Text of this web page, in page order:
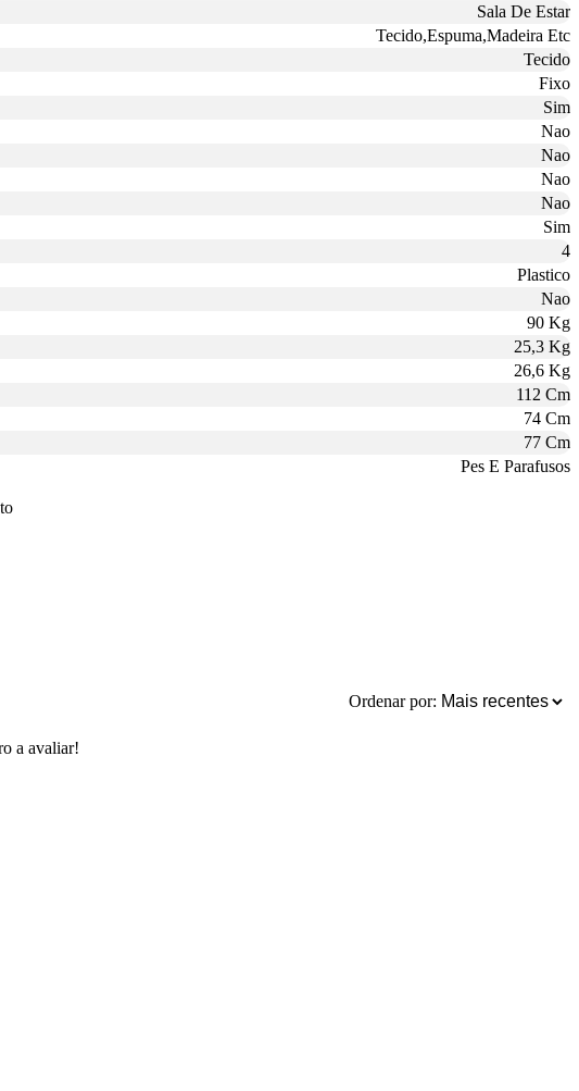
Sala De Estar
Tecido,Espuma,Madeira Etc
Tecido
Fixo
Sim
Nao
Nao
Nao
Nao
Sim
4
Plastico
Nao
90 Kg
25,3 Kg
26,6 Kg
112 Cm
74 Cm
77 Cm
Pes E Parafusos
Ordenar por:
a avaliar!